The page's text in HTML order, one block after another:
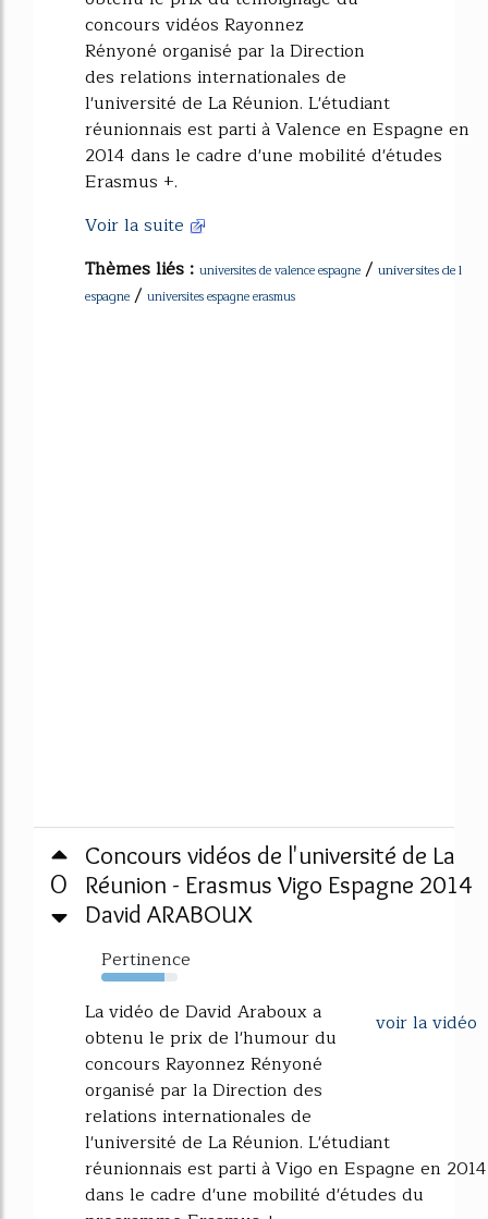
concours vidéos Rayonnez
Rényoné organisé par la Direction
des relations internationales de
l'université de La Réunion. L'étudiant
réunionnais est parti à Valence en Espagne en
2014 dans le cadre d'une mobilité d'études
Erasmus +.
Voir la suite
Thèmes liés : universites de valence espagne / universites de l
espagne / universites espagne erasmus
0
Concours vidéos de l'université de La
Réunion - Erasmus Vigo Espagne 2014
David ARABOUX
Pertinence
83%
voir la vidéo
La vidéo de David Araboux a
obtenu le prix de l'humour du
concours Rayonnez Rényoné
organisé par la Direction des
relations internationales de
l'université de La Réunion. L'étudiant
réunionnais est parti à Vigo en Espagne en 2014
dans le cadre d'une mobilité d'études du